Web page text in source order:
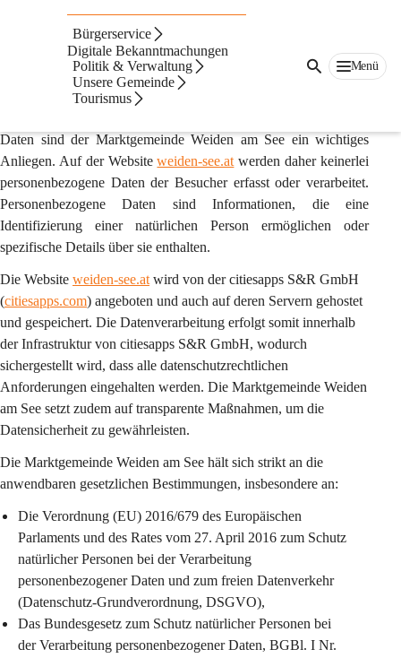
Bürgerservice
Digitale Bekanntmachungen
Politik & Verwaltung
Unsere Gemeinde
Tourismus
Menü
Datenschutz Website
1. Präambel
Daten sind der Marktgemeinde Weiden am See ein wichtiges
Anliegen. Auf der Website weiden-see.at werden daher keinerlei
personenbezogene Daten der Besucher erfasst oder verarbeitet.
Personenbezogene Daten sind Informationen, die eine
Identifizierung einer natürlichen Person ermöglichen oder
spezifische Details über sie enthalten.
Die Website weiden-see.at wird von der citiesapps S&R GmbH
(citiesapps.com) angeboten und auch auf deren Servern gehostet
und gespeichert. Die Datenverarbeitung erfolgt somit innerhalb
der Infrastruktur von citiesapps S&R GmbH, wodurch
sichergestellt wird, dass alle datenschutzrechtlichen
Anforderungen eingehalten werden. Die Marktgemeinde Weiden
am See setzt zudem auf transparente Maßnahmen, um die
Datensicherheit zu gewährleisten.
Die Marktgemeinde Weiden am See hält sich strikt an die
anwendbaren gesetzlichen Bestimmungen, insbesondere an:
Die Verordnung (EU) 2016/679 des Europäischen
Parlaments und des Rates vom 27. April 2016 zum Schutz
natürlicher Personen bei der Verarbeitung
personenbezogener Daten und zum freien Datenverkehr
(Datenschutz-Grundverordnung, DSGVO),
Das Bundesgesetz zum Schutz natürlicher Personen bei
der Verarbeitung personenbezogener Daten, BGBl. I Nr.